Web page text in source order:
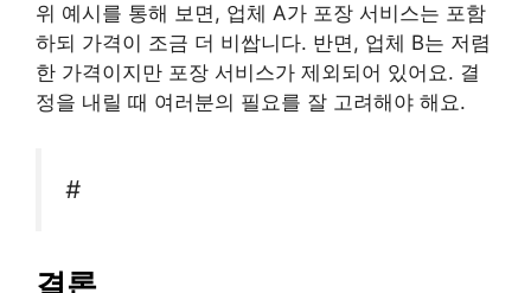
위 예시를 통해 보면, 업체 A가 포장 서비스는 포함
하되 가격이 조금 더 비쌉니다. 반면, 업체 B는 저렴
한 가격이지만 포장 서비스가 제외되어 있어요. 결
정을 내릴 때 여러분의 필요를 잘 고려해야 해요.
#
결론